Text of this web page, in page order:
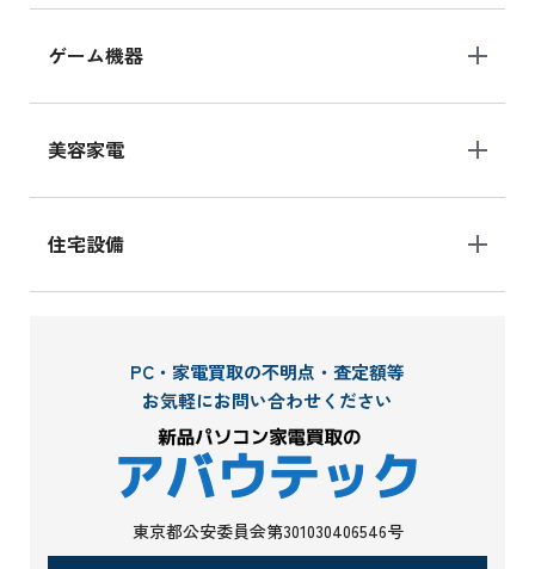
ゲーム機器
美容家電
住宅設備
PC・家電買取の不明点・査定額等
お気軽にお問い合わせください
東京都公安委員会第301030406546号